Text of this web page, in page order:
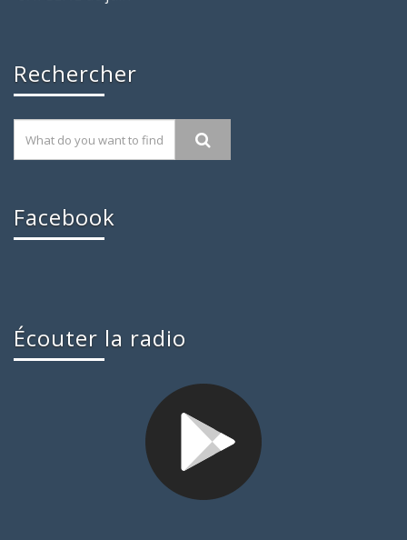
Rechercher
Facebook
Écouter la radio